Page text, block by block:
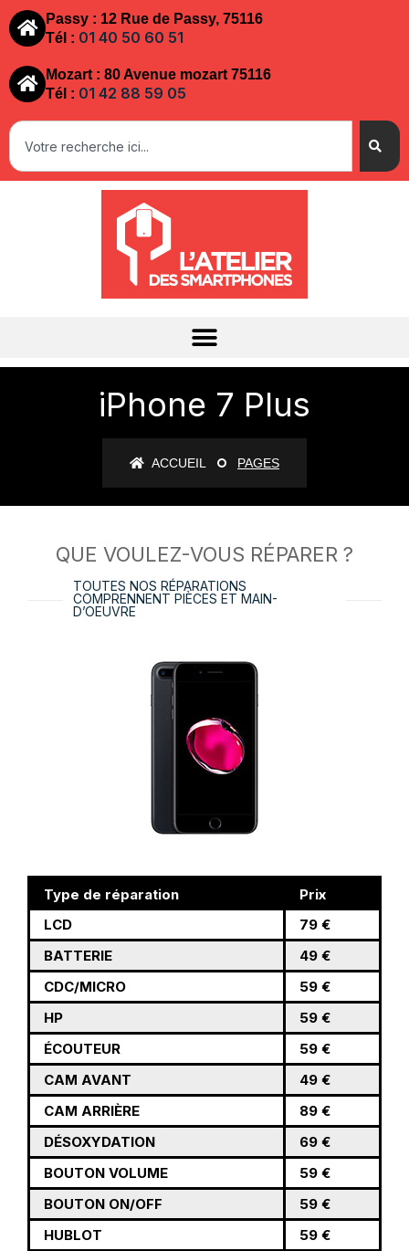
Passy : 12 Rue de Passy, 75116
Tél : 01 40 50 60 51
Mozart : 80 Avenue mozart 75116
Tél : 01 42 88 59 05
iPhone 7 Plus
ACCUEIL PAGES
QUE VOULEZ-VOUS RÉPARER ?
TOUTES NOS RÉPARATIONS
COMPRENNENT PIÈCES ET MAIN-
D’OEUVRE
Type de réparation
Prix
LCD
79 €
BATTERIE
49 €
CDC/MICRO
59 €
HP
59 €
ÉCOUTEUR
59 €
CAM AVANT
49 €
CAM ARRIÈRE
89 €
DÉSOXYDATION
69 €
BOUTON VOLUME
59 €
BOUTON ON/OFF
59 €
HUBLOT
59 €